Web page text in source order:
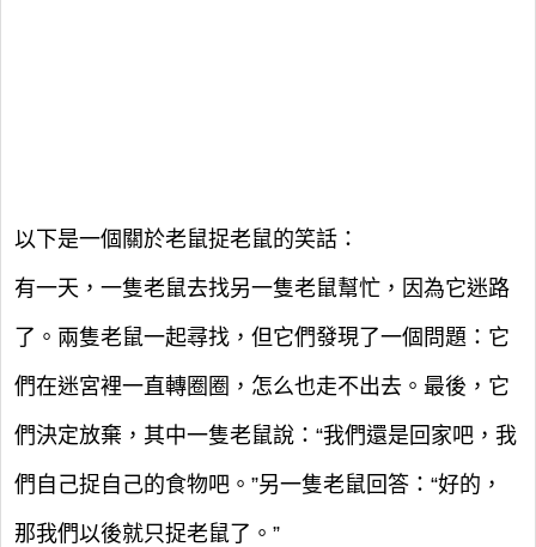
以下是一個關於老鼠捉老鼠的笑話：
有一天，一隻老鼠去找另一隻老鼠幫忙，因為它迷路
了。兩隻老鼠一起尋找，但它們發現了一個問題：它
們在迷宮裡一直轉圈圈，怎么也走不出去。最後，它
們決定放棄，其中一隻老鼠說：“我們還是回家吧，我
們自己捉自己的食物吧。”另一隻老鼠回答：“好的，
那我們以後就只捉老鼠了。”